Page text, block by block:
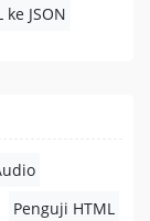
ke JSON
Penguji HTML